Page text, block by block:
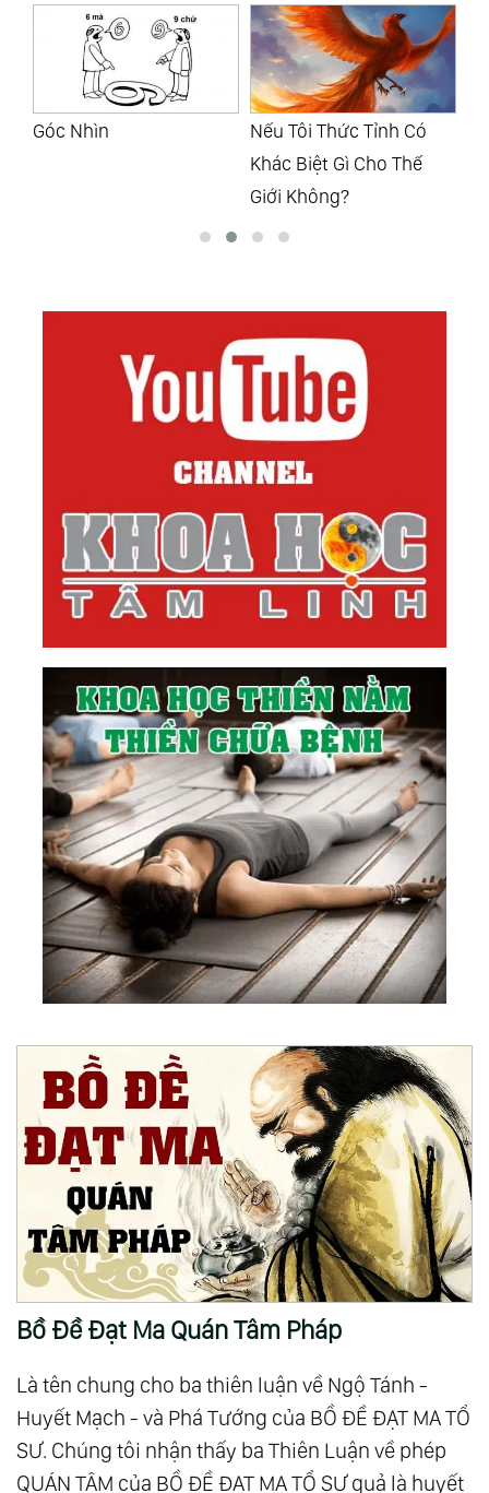
Nếu Tôi Thức Tỉnh Có
Bạn Có Dấu Hiệu Của
Linh Hồn Già
Bồ Đề Đạt Ma Quán Tâm Pháp
Là tên chung cho ba thiên luận về Ngộ Tánh -
Huyết Mạch - và Phá Tướng của BỒ ĐỀ ĐẠT MA TỔ
SƯ. Chúng tôi nhận thấy ba Thiên Luận về phép
QUÁN TÂM của BỒ ĐỀ ĐẠT MA TỔ SƯ quả là huyết